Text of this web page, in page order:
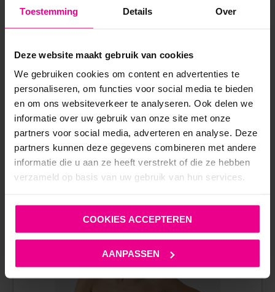
Toestemming Details Over
Deze website maakt gebruik van cookies
We gebruiken cookies om content en advertenties te
personaliseren, om functies voor social media te bieden
en om ons websiteverkeer te analyseren. Ook delen we
informatie over uw gebruik van onze site met onze
partners voor social media, adverteren en analyse. Deze
partners kunnen deze gegevens combineren met andere
informatie die u aan ze heeft verstrekt of die ze hebben
verzameld op basis van uw gebruik van hun services.
COOKIES ACCEPTEREN
AANPASSEN
LEG AVENUE – JARRETEL KOUSEN – PLUS SIZE – NAAD –
Op voorraad
€9,95 €5,95